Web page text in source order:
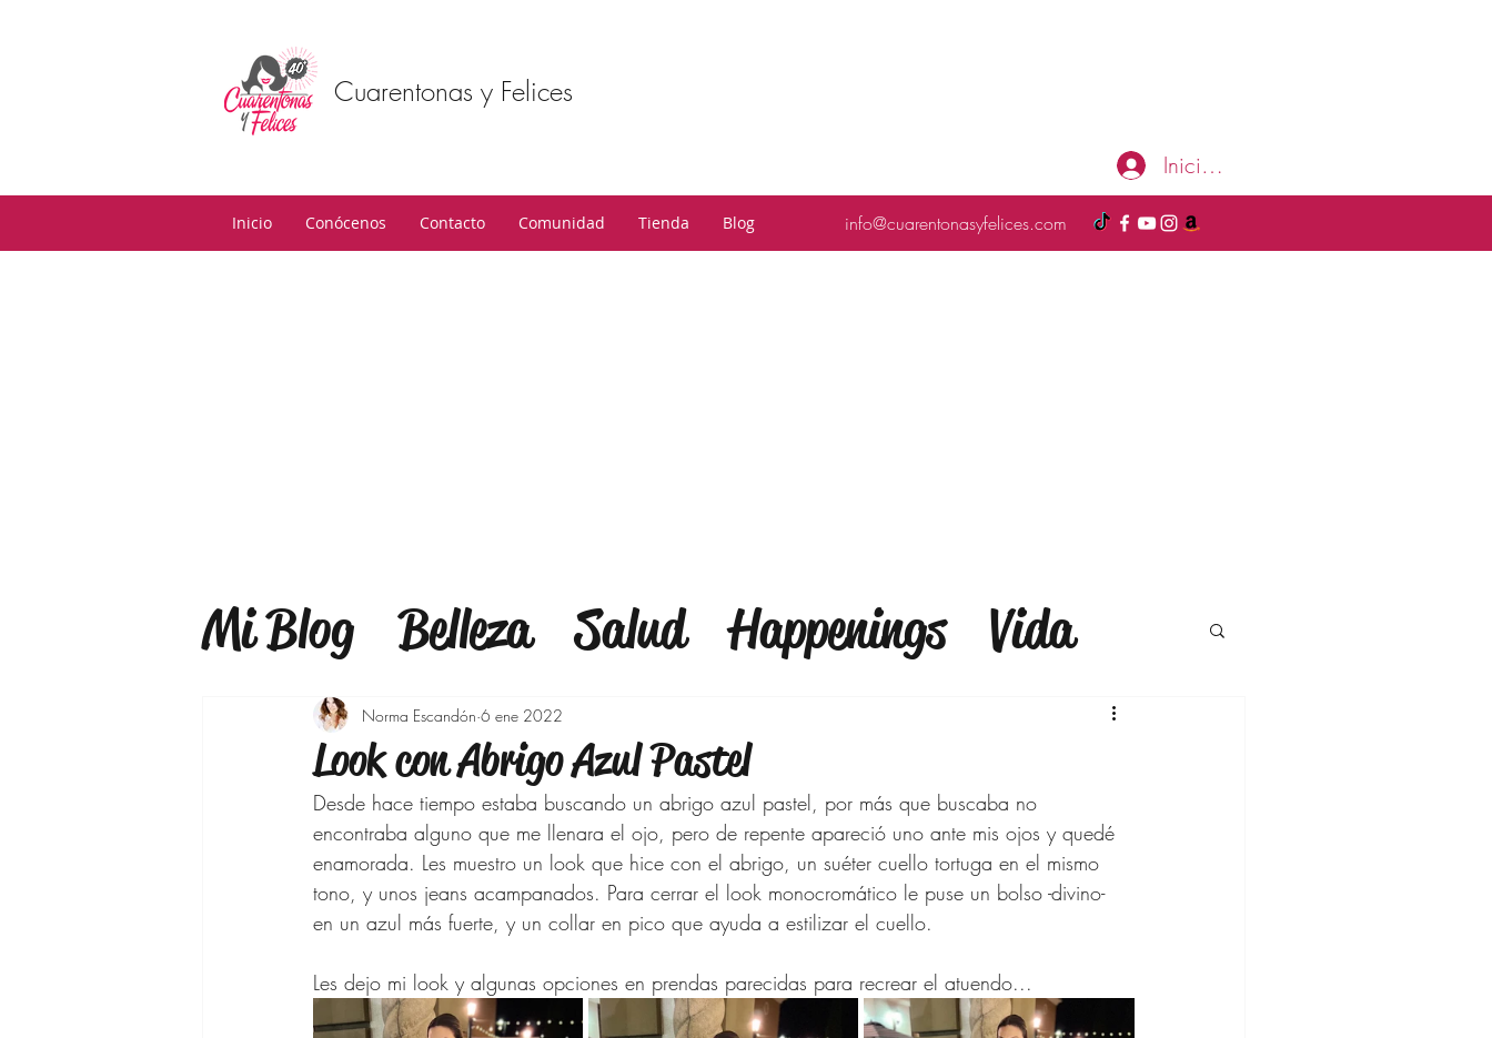
Cuarentonas y Felices
Iniciar sesión
Inicio Conócenos Contacto Comunidad Tienda Blog info@cuarentonasyfelices.com
Mi Blog Belleza Salud Happenings
Vida
Estilo
Mindfulness
Moda
Estilo de Vida
Bienestar Familia
Compras
Maquillaje
Outfits 40 años y mas
Ejercicio
Bajar de peso
Moda para Señoras
Look con Abrigo Azul Pastel
Norma Escandón 6 ene 2022
Desde hace tiempo estaba buscando un abrigo azul pastel, por más que buscaba no
encontraba alguno que me llenara el ojo, pero de repente apareció uno ante mis ojos y quedé
enamorada. Les muestro un look que hice con el abrigo, un suéter cuello tortuga en el mismo
tono, y unos jeans acampanados. Para cerrar el look monocromático le puse un bolso -divino-
en un azul más fuerte, y un collar en pico que ayuda a estilizar el cuello.
Les dejo mi look y algunas opciones en prendas parecidas para recrear el atuendo...